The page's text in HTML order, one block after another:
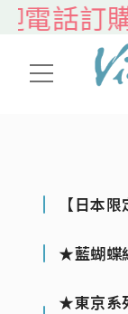
訂購
【日本
★藍蝴蝶
★東京系